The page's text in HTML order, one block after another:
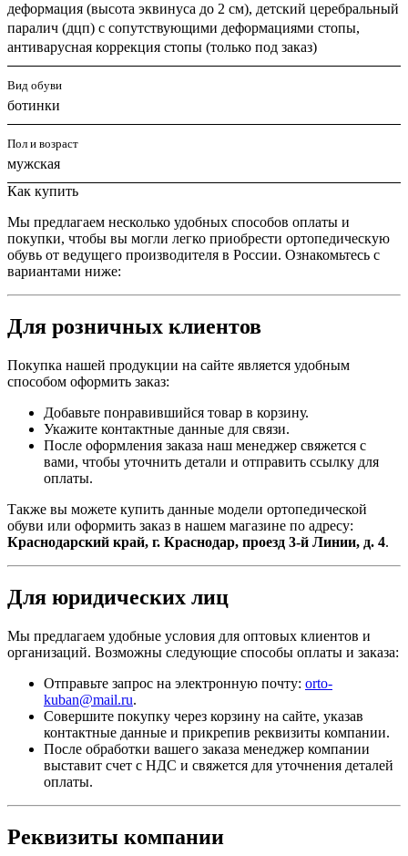
деформация (высота эквинуса до 2 см), детский церебральный
паралич (дцп) с сопутствующими деформациями стопы,
антиварусная коррекция стопы (только под заказ)
Вид обуви
ботинки
Пол и возраст
мужская
Как купить
Мы предлагаем несколько удобных способов оплаты и
покупки, чтобы вы могли легко приобрести ортопедическую
обувь от ведущего производителя в России. Ознакомьтесь с
вариантами ниже:
Для розничных клиентов
Покупка нашей продукции на сайте является удобным
способом оформить заказ:
Добавьте понравившийся товар в корзину.
Укажите контактные данные для связи.
После оформления заказа наш менеджер свяжется с
вами, чтобы уточнить детали и отправить ссылку для
оплаты.
Также вы можете купить данные модели ортопедической
обуви или оформить заказ в нашем магазине по адресу:
Краснодарский край, г. Краснодар, проезд 3-й Линии, д. 4.
Для юридических лиц
Мы предлагаем удобные условия для оптовых клиентов и
организаций. Возможны следующие способы оплаты и заказа:
Отправьте запрос на электронную почту: orto-
kuban@mail.ru.
Совершите покупку через корзину на сайте, указав
контактные данные и прикрепив реквизиты компании.
После обработки вашего заказа менеджер компании
выставит счет с НДС и свяжется для уточнения деталей
оплаты.
Реквизиты компании